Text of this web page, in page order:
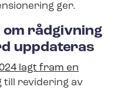
ger.
om rådgivning
uppdateras
lagt fram en
till revidering av